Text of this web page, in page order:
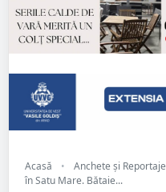
Acasă • Anchete și Reportaje
în Satu Mare. Bătaie...